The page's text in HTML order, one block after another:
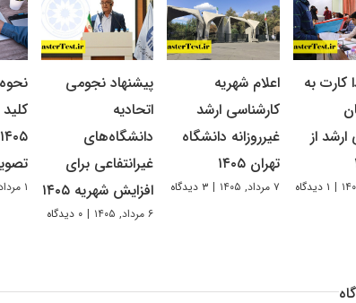
کارت به
از
| ۱ دیدگاه
اعلام شهریه
کارشناسی ارشد
غیرروزانه دانشگاه
تهران ۱۴۰۵
۷ مرداد, ۱۴۰۵ | ۳ دیدگاه
پیشنهاد نجومی
اتحادیه
دانشگاه‌های
غیرانتفاعی برای
افزایش شهریه ۱۴۰۵
۶ مرداد, ۱۴۰۵ | ۰ دیدگاه
۱ مرداد, ۱۴۰۵